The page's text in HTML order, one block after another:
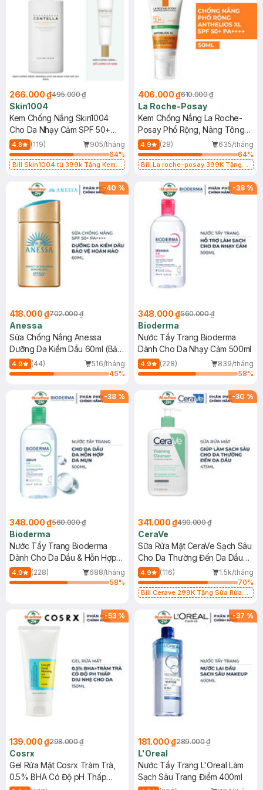
266.000 ₫495.000 ₫
Skin1004
Kem Chống Nắng Skin1004
Cho Da Nhạy Cảm SPF 50+
50ml
4.8 (119)
905/tháng
64%
Bill Skin1004 từ 399k Tặng Kem
SPF 50+ 20ml (SL Có Hạn)
406.000 ₫610.000 ₫
La Roche-Posay
Kem Chống Nắng La Roche-
Posay Phổ Rộng, Nâng Tông
Kiềm Dầu 50ml
4.9 (28)
635/tháng
64%
Bill La roche-posay 399K Tặng
(SL có hạn)
-40 %
418.000 ₫702.000 ₫
Anessa
Sữa Chống Nắng Anessa
Dưỡng Da Kiềm Dầu 60ml (Bản
Mới)
4.9 (44)
516/tháng
45%
-38 %
348.000 ₫560.000 ₫
Bioderma
Nước Tẩy Trang Bioderma
Dành Cho Da Nhạy Cảm 500ml
4.9 (228)
839/tháng
58%
-38 %
348.000 ₫560.000 ₫
Bioderma
Nước Tẩy Trang Bioderma
Dành Cho Da Dầu & Hỗn Hợp
500ml
4.9 (228)
688/tháng
58%
-30 %
341.000 ₫490.000 ₫
CeraVe
Sữa Rửa Mặt CeraVe Sạch Sâu
Cho Da Thường Đến Da Dầu
473ml
4.9 (116)
1.5k/tháng
70%
Bill Cerave 299K Tặng Sữa Rửa
-53 %
139.000 ₫298.000 ₫
Cosrx
Gel Rửa Mặt Cosrx Tràm Trà,
0.5% BHA Có Độ pH Thấp
-37 %
181.000 ₫289.000 ₫
L'Oreal
Nước Tẩy Trang L'Oreal Làm
Sạch Sâu Trang Điểm 400ml